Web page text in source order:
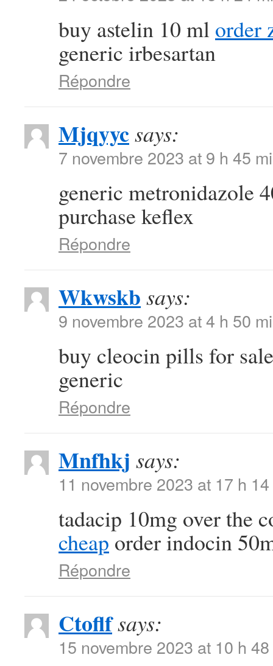
buy astelin 10 ml order
generic irbesartan
Répondre
Mjqyycsays:
7 novembre 2023 at 9 h 45
generic metronidazole
purchase keflex
Répondre
Wkwskb says:
9 novembre 2023 at 4 h 50
buy cleocin pills for
generic
Répondre
Mnfhkj says:
11 novembre 2023 at 17 h
tadacip 10mg over the
cheap order indocin
Répondre
Ctoflfsays:
15 novembre 2023 at 10 h